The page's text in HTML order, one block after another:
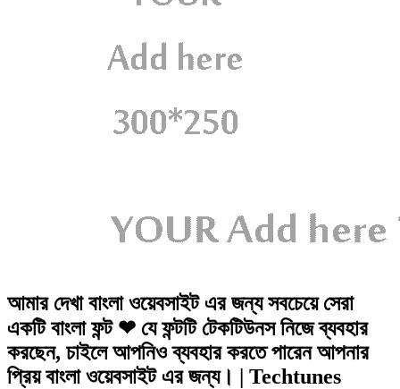
আমার দেখা বাংলা ওয়েবসাইট এর জন্য সবচেয়ে সেরা
একটি বাংলা ফন্ট ❤ যে ফন্টটি টেকটিউনস নিজে ব্যবহার
করছেন, চাইলে আপনিও ব্যবহার করতে পারেন আপনার
প্রিয় বাংলা ওয়েবসাইট এর জন্য। | Techtunes